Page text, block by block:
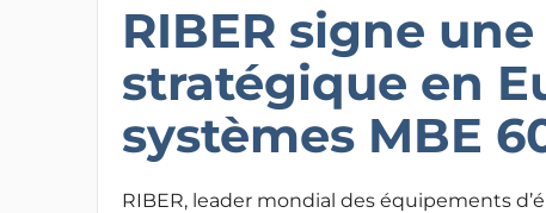
RIBER signe
stratégique en
systèmes MBE
RIBER, leader mondial des équipements